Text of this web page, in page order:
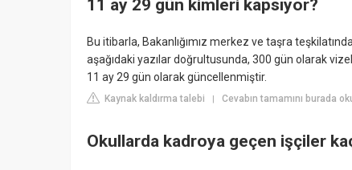
11 ay 29 gün kimleri kapsıyor?
Bu itibarla, Bakanlığımız merkez ve taşra
aşağıdaki yazılar doğrultusunda, 300 gün olarak
11 ay 29 gün olarak güncellenmiştir.
Kaynak kaldırma talebi | Cevabın tamamını burada
Okullarda kadroya geçen işçiler